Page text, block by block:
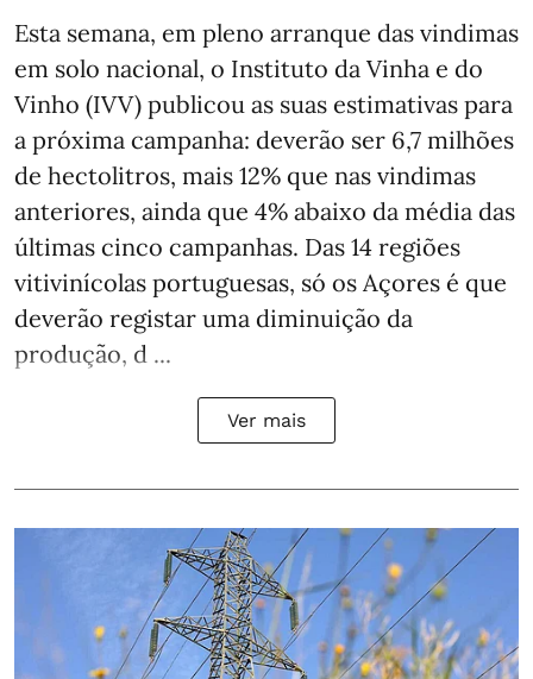
Esta semana, em pleno arranque das vindimas
em solo nacional, o Instituto da Vinha e do
Vinho (IVV) publicou as suas estimativas para
a próxima campanha: deverão ser 6,7 milhões
de hectolitros, mais 12% que nas vindimas
anteriores, ainda que 4% abaixo da média das
últimas cinco campanhas. Das 14 regiões
vitivinícolas portuguesas, só os Açores é que
deverão registar uma diminuição da
produção, d ...
Ver mais